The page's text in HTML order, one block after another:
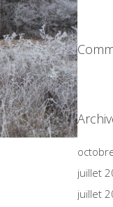
juillet
juillet